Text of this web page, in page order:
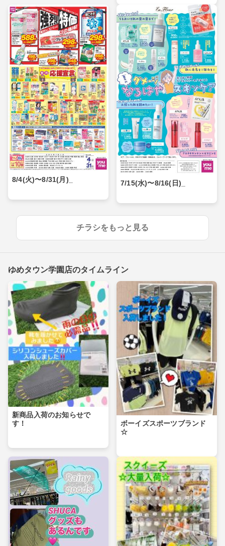
8/4(火)〜8/31(月)_ 7/15(水)〜8/16(日)_
チラシをもっと見る
ゆめタウン学園店のタイムライン
新商品入荷のお知らせで
す！
ボーイズスポーツブランド
☆